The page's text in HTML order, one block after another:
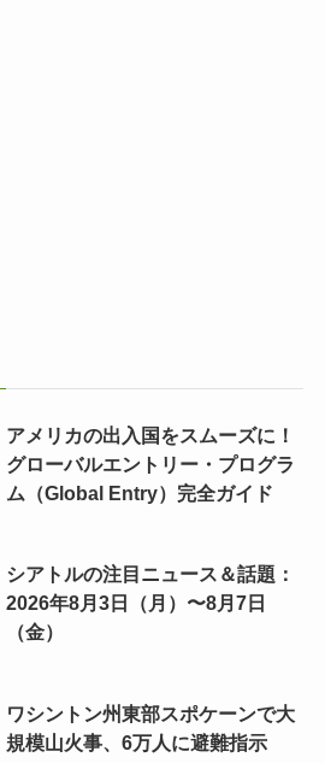
アメリカの出入国をスムーズに！
グローバルエントリー・プログラ
ム（Global Entry）完全ガイド
シアトルの注目ニュース＆話題：
2026年8月3日（月）〜8月7日
（金）
ワシントン州東部スポケーンで大
規模山火事、6万人に避難指示